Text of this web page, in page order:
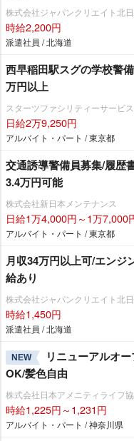
株式会社ジャパンクリエイト北
時給2,200円
派遣社員 / 北海道
西早稲田駅スグの学校警
万円以上
スターツファシリティーサービ
日給2万9,250円
アルバイト・パート / 東京都
交通誘導警備員募集/履歴
3.4万円可能
株式会社新日本メンテナンス
日給1万4,000円～1万7,000
アルバイト・パート / 東京都
月収34万円以上可/エンジ
給あり
株式会社ジャパンクリエイト北
時給1,450円
派遣社員 / 北海道
NEW
リニューアルオ
OK/髪色自由
株式会社日本アメニティライフ
時給1,225円～1,231円
アルバイト・パート / 神奈川県